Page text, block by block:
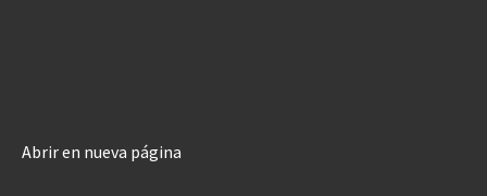
Abrir en nueva página